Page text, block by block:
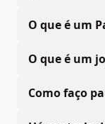
O que é um
O que é um
Como faço